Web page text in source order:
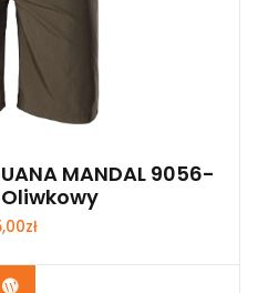
MANDAL 9056-
Oliwkowy
zł
Kup Teraz